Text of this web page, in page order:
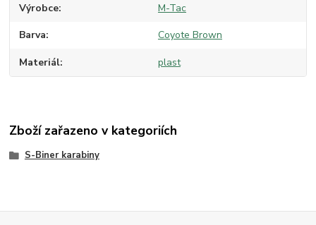
Výrobce M-Tac
Barva Coyote Brown
Materiál plast
Zboží zařazeno v kategoriích
S-Biner karabiny